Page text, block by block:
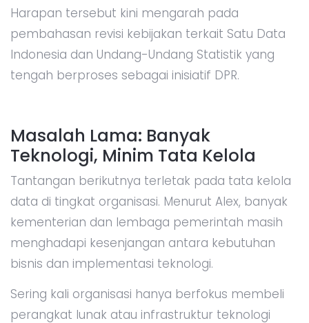
Harapan tersebut kini mengarah pada
pembahasan revisi kebijakan terkait Satu Data
Indonesia dan Undang-Undang Statistik yang
tengah berproses sebagai inisiatif DPR.
Masalah Lama: Banyak
Teknologi, Minim Tata Kelola
Tantangan berikutnya terletak pada tata kelola
data di tingkat organisasi. Menurut Alex, banyak
kementerian dan lembaga pemerintah masih
menghadapi kesenjangan antara kebutuhan
bisnis dan implementasi teknologi.
Sering kali organisasi hanya berfokus membeli
perangkat lunak atau infrastruktur teknologi